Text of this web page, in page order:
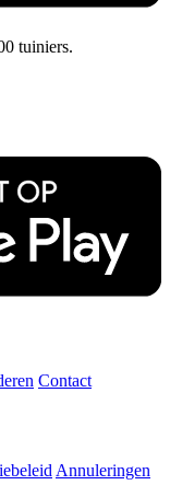
tuiniers.
Contact
Annuleringen